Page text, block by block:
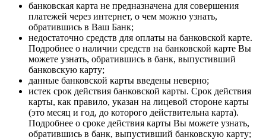
банковская карта не предназначена для совершения
платежей через интернет, о чем можно узнать,
обратившись в Ваш Банк;
недостаточно средств для оплаты на банковской карте.
Подробнее о наличии средств на банковской карте Вы
можете узнать, обратившись в банк, выпустивший
банковскую карту;
данные банковской карты введены неверно;
истек срок действия банковской карты. Срок действия
карты, как правило, указан на лицевой стороне карты
(это месяц и год, до которого действительна карта).
Подробнее о сроке действия карты Вы можете узнать,
обратившись в банк, выпустивший банковскую карту;